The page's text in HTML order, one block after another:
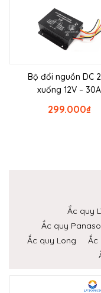
Bộ đổi nguồn DC
xuống 12V – 30A
₫
299.000
Ắc quy
Ắc quy
Ắc quy Long
Ắc